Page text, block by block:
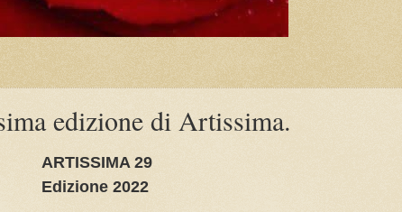
edizione di Artissima.
ARTISSIMA 29
Edizione 2022